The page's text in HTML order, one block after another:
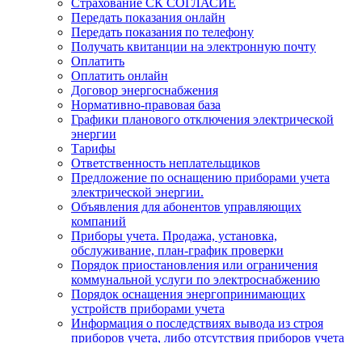
Страхование СК СОГЛАСИЕ
Передать показания онлайн
Передать показания по телефону
Получать квитанции на электронную почту
Оплатить
Оплатить онлайн
Договор энергоснабжения
Нормативно-правовая база
Графики планового отключения электрической
энергии
Тарифы
Ответственность неплательщиков
Предложение по оснащению приборами учета
электрической энергии.
Объявления для абонентов управляющих
компаний
Приборы учета. Продажа, установка,
обслуживание, план-график проверки
Порядок приостановления или ограничения
коммунальной услуги по электроснабжению
Порядок оснащения энергопринимающих
устройств приборами учета
Информация о последствиях вывода из строя
приборов учета, либо отсутствия приборов учета